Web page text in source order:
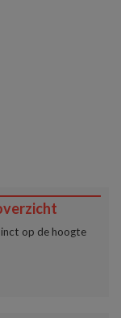
op de hoogte